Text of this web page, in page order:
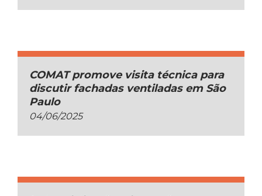
COMAT promove visita técnica para
discutir fachadas ventiladas em São
Paulo
04/06/2025